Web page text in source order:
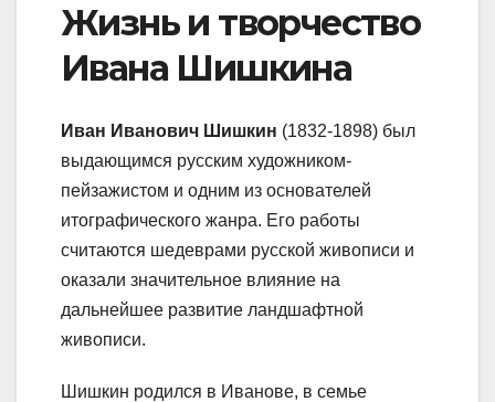
Жизнь и творчество
Ивана Шишкина
Иван Иванович Шишкин (1832-1898) был
выдающимся русским художником-
пейзажистом и одним из основателей
итографического жанра. Его работы
считаются шедеврами русской живописи и
оказали значительное влияние на
дальнейшее развитие ландшафтной
живописи.
Шишкин родился в Иванове, в семье